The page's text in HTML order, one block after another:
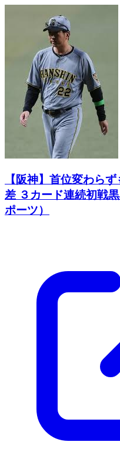
【阪神】首位変わら
差 ３カード連続初戦
ポーツ）